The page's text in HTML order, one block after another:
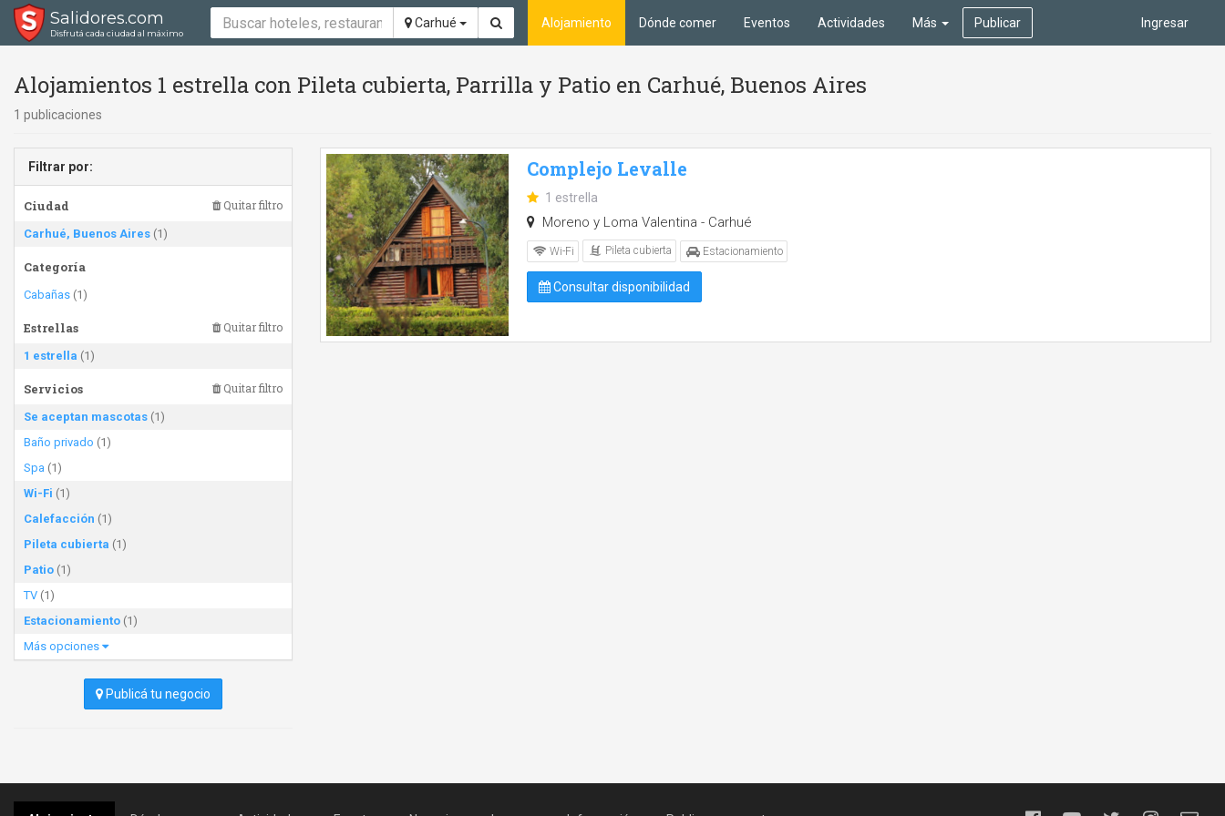
Salidores.com
Disfrutá cada ciudad al máximo
Carhué Ingresar
Alojamiento Dónde comer Eventos Actividades Más Publicar
Alojamientos 1 estrella con Pileta cubierta, Parrilla y Patio en Carhué, Buenos Aires
1 publicaciones
Filtrar por:
Ciudad Quitar filtro
Carhué, Buenos Aires (1)
Categoría
Cabañas (1)
Estrellas Quitar filtro
1 estrella (1)
Servicios Quitar filtro
Se aceptan mascotas (1)
Baño privado (1)
Spa (1)
Wi-Fi (1)
Calefacción (1)
Pileta cubierta (1)
Patio (1)
TV (1)
Estacionamiento (1)
Más opciones
Publicá tu negocio
Complejo Levalle
1 estrella
Moreno y Loma Valentina - Carhué
Wi-Fi Pileta cubierta Estacionamiento
Consultar disponibilidad